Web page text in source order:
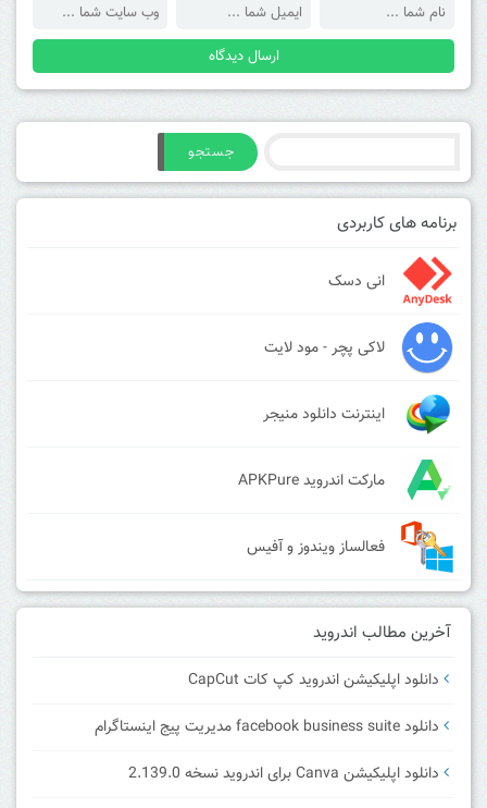
جستجو
برنامه های کاربردی
انی دسک
لاکی پچر - مود لایت
اینترنت دانلود منیجر
مارکت اندروید APKPure
فعالساز ویندوز و آفیس
آخرین مطالب اندروید
دانلود اپلیکیشن اندروید کپ کات CapCut
دانلود facebook business suite مدیریت پیج اینستاگرام
دانلود اپلیکیشن Canva برای اندروید نسخه 2.139.0